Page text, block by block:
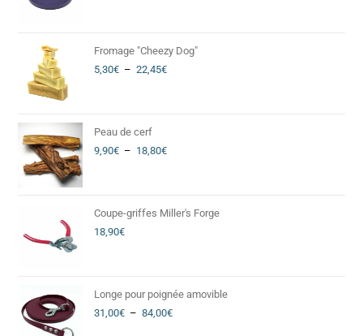
Fromage "Cheezy Dog"
5,30€ – 22,45€
Peau de cerf
9,90€ – 18,80€
Coupe-griffes Miller's Forge
18,90€
Longe pour poignée amovible
31,00€ – 84,00€